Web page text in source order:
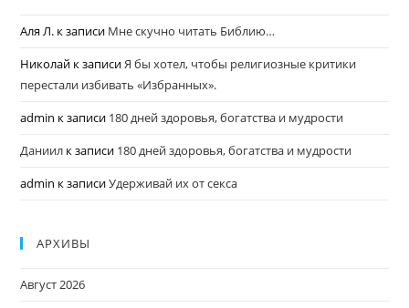
Аля Л. к записи Мне скучно читать Библию…
Николай к записиЯ бы хотел, чтобы религиозные критики
перестали избивать «Избранных».
admin к записи 180 дней здоровья, богатства и мудрости
Даниил к записи 180 дней здоровья, богатства и мудрости
admin к записиУдерживай их от секса
АРХИВЫ
Август 2026